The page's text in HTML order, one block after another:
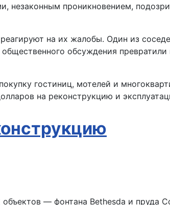
незаконным проникновением,
на их жалобы. Один из
обсуждения
гостиниц, мотелей и
на реконструкцию и
— фонтана Bethesda и пруда